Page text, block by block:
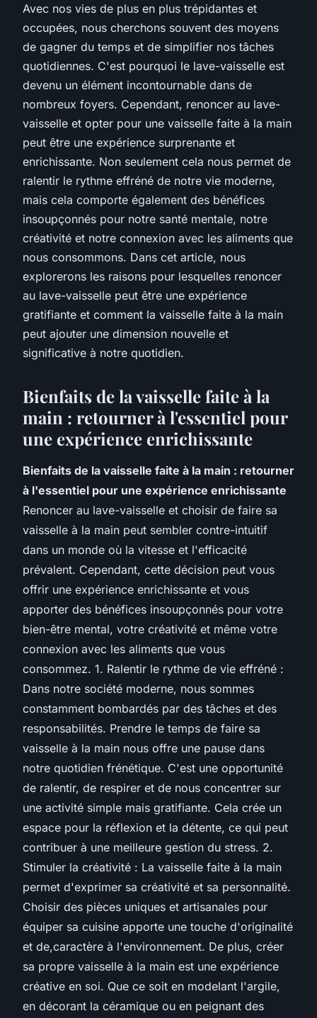
Avec nos vies de plus en plus trépidantes et
occupées, nous cherchons souvent des moyens
de gagner du temps et de simplifier nos tâches
quotidiennes. C'est pourquoi le lave-vaisselle est
devenu un élément incontournable dans de
nombreux foyers. Cependant, renoncer au lave-
vaisselle et opter pour une vaisselle faite à la main
peut être une expérience surprenante et
enrichissante. Non seulement cela nous permet de
ralentir le rythme effréné de notre vie moderne,
mais cela comporte également des bénéfices
insoupçonnés pour notre santé mentale, notre
créativité et notre connexion avec les aliments que
nous consommons. Dans cet article, nous
explorerons les raisons pour lesquelles renoncer
au lave-vaisselle peut être une expérience
gratifiante et comment la vaisselle faite à la main
peut ajouter une dimension nouvelle et
significative à notre quotidien.
Bienfaits de la vaisselle faite à la
main : retourner à l'essentiel pour
une expérience enrichissante
Bienfaits de la vaisselle faite à la main : retourner
à l'essentiel pour une expérience enrichissante
Renoncer au lave-vaisselle et choisir de faire sa
vaisselle à la main peut sembler contre-intuitif
dans un monde où la vitesse et l'efficacité
prévalent. Cependant, cette décision peut vous
offrir une expérience enrichissante et vous
apporter des bénéfices insoupçonnés pour votre
bien-être mental, votre créativité et même votre
connexion avec les aliments que vous
consommez. 1. Ralentir le rythme de vie effréné :
Dans notre société moderne, nous sommes
constamment bombardés par des tâches et des
responsabilités. Prendre le temps de faire sa
vaisselle à la main nous offre une pause dans
notre quotidien frénétique. C'est une opportunité
de ralentir, de respirer et de nous concentrer sur
une activité simple mais gratifiante. Cela crée un
espace pour la réflexion et la détente, ce qui peut
contribuer à une meilleure gestion du stress. 2.
Stimuler la créativité : La vaisselle faite à la main
permet d'exprimer sa créativité et sa personnalité.
Choisir des pièces uniques et artisanales pour
équiper sa cuisine apporte une touche d'originalité
et de,caractère à l'environnement. De plus, créer
sa propre vaisselle à la main est une expérience
créative en soi. Que ce soit en modelant l'argile,
en décorant la céramique ou en peignant des